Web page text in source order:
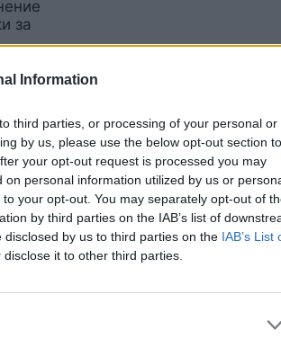
Information
third parties, or processing of your personal or
by us, please use the below opt-out section to
your opt-out request is processed you may
personal information utilized by us or
your opt-out. You may separately opt-out of
by third parties on the IAB’s list of
by us to third parties on the IAB’s List
it to other third parties.
за
жизнь
для